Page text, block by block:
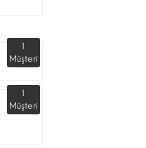
1
Müşteri
1
Müşteri